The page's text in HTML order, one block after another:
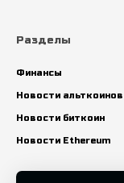
Разделы
Финансы
Новости альткоинов
Новости биткоин
Новости Ethereum